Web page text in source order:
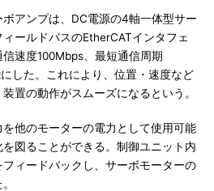
アンプは、DC電源の4軸一体型サー
ールドバスのEtherCATインタフェ
速度100Mbps、最短通信周期
した。これにより、位置・速度など
置の動作がスムーズになるという。
他のモーターの電力として使用可能
図ることができる。制御ユニット内
ィードバックし、サーボモーターの